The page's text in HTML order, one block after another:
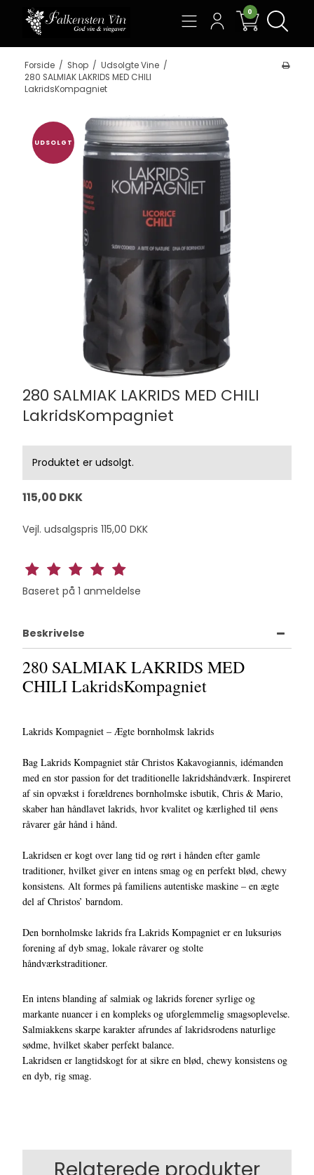
0
Forside / Shop / Udsolgte Vine /
280 SALMIAK LAKRIDS MED CHILI
LakridsKompagniet
UDSOLGT
280 SALMIAK LAKRIDS MED CHILI
LakridsKompagniet
Produktet er udsolgt.
115,00 DKK
Vejl. udsalgspris 115,00 DKK
Baseret på 1 anmeldelse
Beskrivelse
280 SALMIAK LAKRIDS MED
CHILI LakridsKompagniet
Lakrids Kompagniet – Ægte bornholmsk lakrids
Bag Lakrids Kompagniet står Christos Kakavogiannis, idémanden
med en stor passion for det traditionelle lakridshåndværk. Inspireret
af sin opvækst i forældrenes bornholmske isbutik, Chris & Mario,
skaber han håndlavet lakrids, hvor kvalitet og kærlighed til øens
råvarer går hånd i hånd.
Lakridsen er kogt over lang tid og rørt i hånden efter gamle
traditioner, hvilket giver en intens smag og en perfekt blød, chewy
konsistens. Alt formes på familiens autentiske maskine – en ægte
del af Christos’ barndom.
Den bornholmske lakrids fra Lakrids Kompagniet er en luksuriøs
forening af dyb smag, lokale råvarer og stolte
håndværkstraditioner.
En intens blanding af salmiak og lakrids forener syrlige og
markante nuancer i en kompleks og uforglemmelig smagsoplevelse.
Salmiakkens skarpe karakter afrundes af lakridsrodens naturlige
sødme, hvilket skaber perfekt balance.
Lakridsen er langtidskogt for at sikre en blød, chewy konsistens og
en dyb, rig smag.